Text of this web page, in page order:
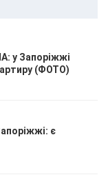
у Запоріжжі
(ФОТО)
є